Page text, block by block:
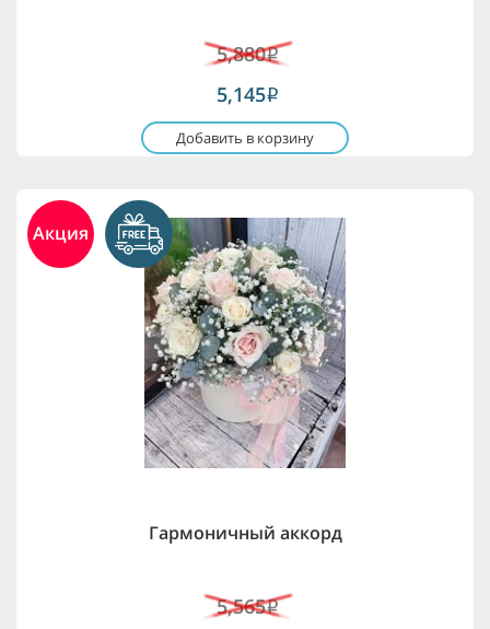
5,880i
5,145i
Добавить в корзину
Акция
Гармоничный аккорд
5,565i